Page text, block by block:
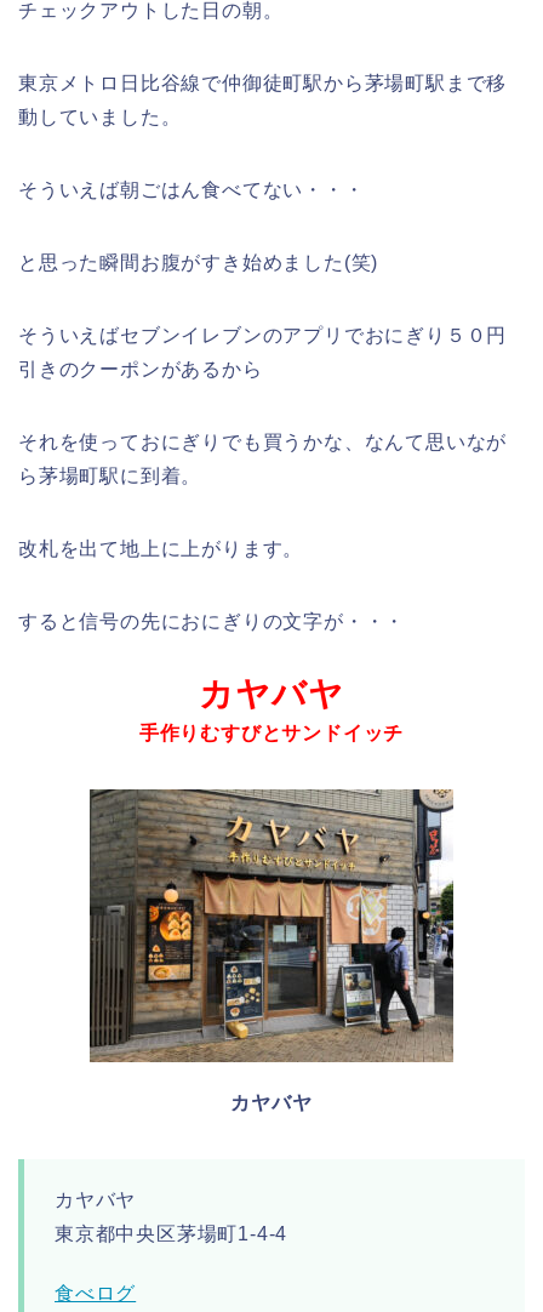
チェックアウトした日の朝。
東京メトロ日比谷線で仲御徒町駅から茅場町駅まで移
動していました。
そういえば朝ごはん食べてない・・・
と思った瞬間お腹がすき始めました(笑)
そういえばセブンイレブンのアプリでおにぎり５０円
引きのクーポンがあるから
それを使っておにぎりでも買うかな、なんて思いなが
ら茅場町駅に到着。
改札を出て地上に上がります。
すると信号の先におにぎりの文字が・・・
カヤバヤ
手作りむすびとサンドイッチ
カヤバヤ
カヤバヤ
東京都中央区茅場町1-4-4
食べログ